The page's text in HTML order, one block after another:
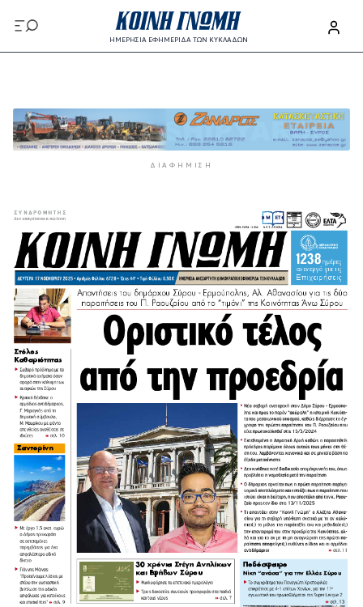
Παράκαμψη προς το κυρίως περιεχόμενο
ΗΜΕΡΗΣΙΑ ΕΦΗΜΕΡΙΔΑ ΤΩΝ ΚΥΚΛΑΔΩΝ
ΔΙΑΦΉΜΙΣΗ